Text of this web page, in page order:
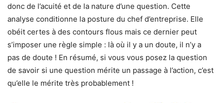
donc de l’acuité et de la nature d’une question. Cette
analyse conditionne la posture du chef d’entreprise. Elle
obéit certes à des contours flous mais ce dernier peut
s’imposer une règle simple : là où il y a un doute, il n’y a
pas de doute ! En résumé, si vous vous posez la question
de savoir si une question mérite un passage à l’action, c’est
qu’elle le mérite très probablement !